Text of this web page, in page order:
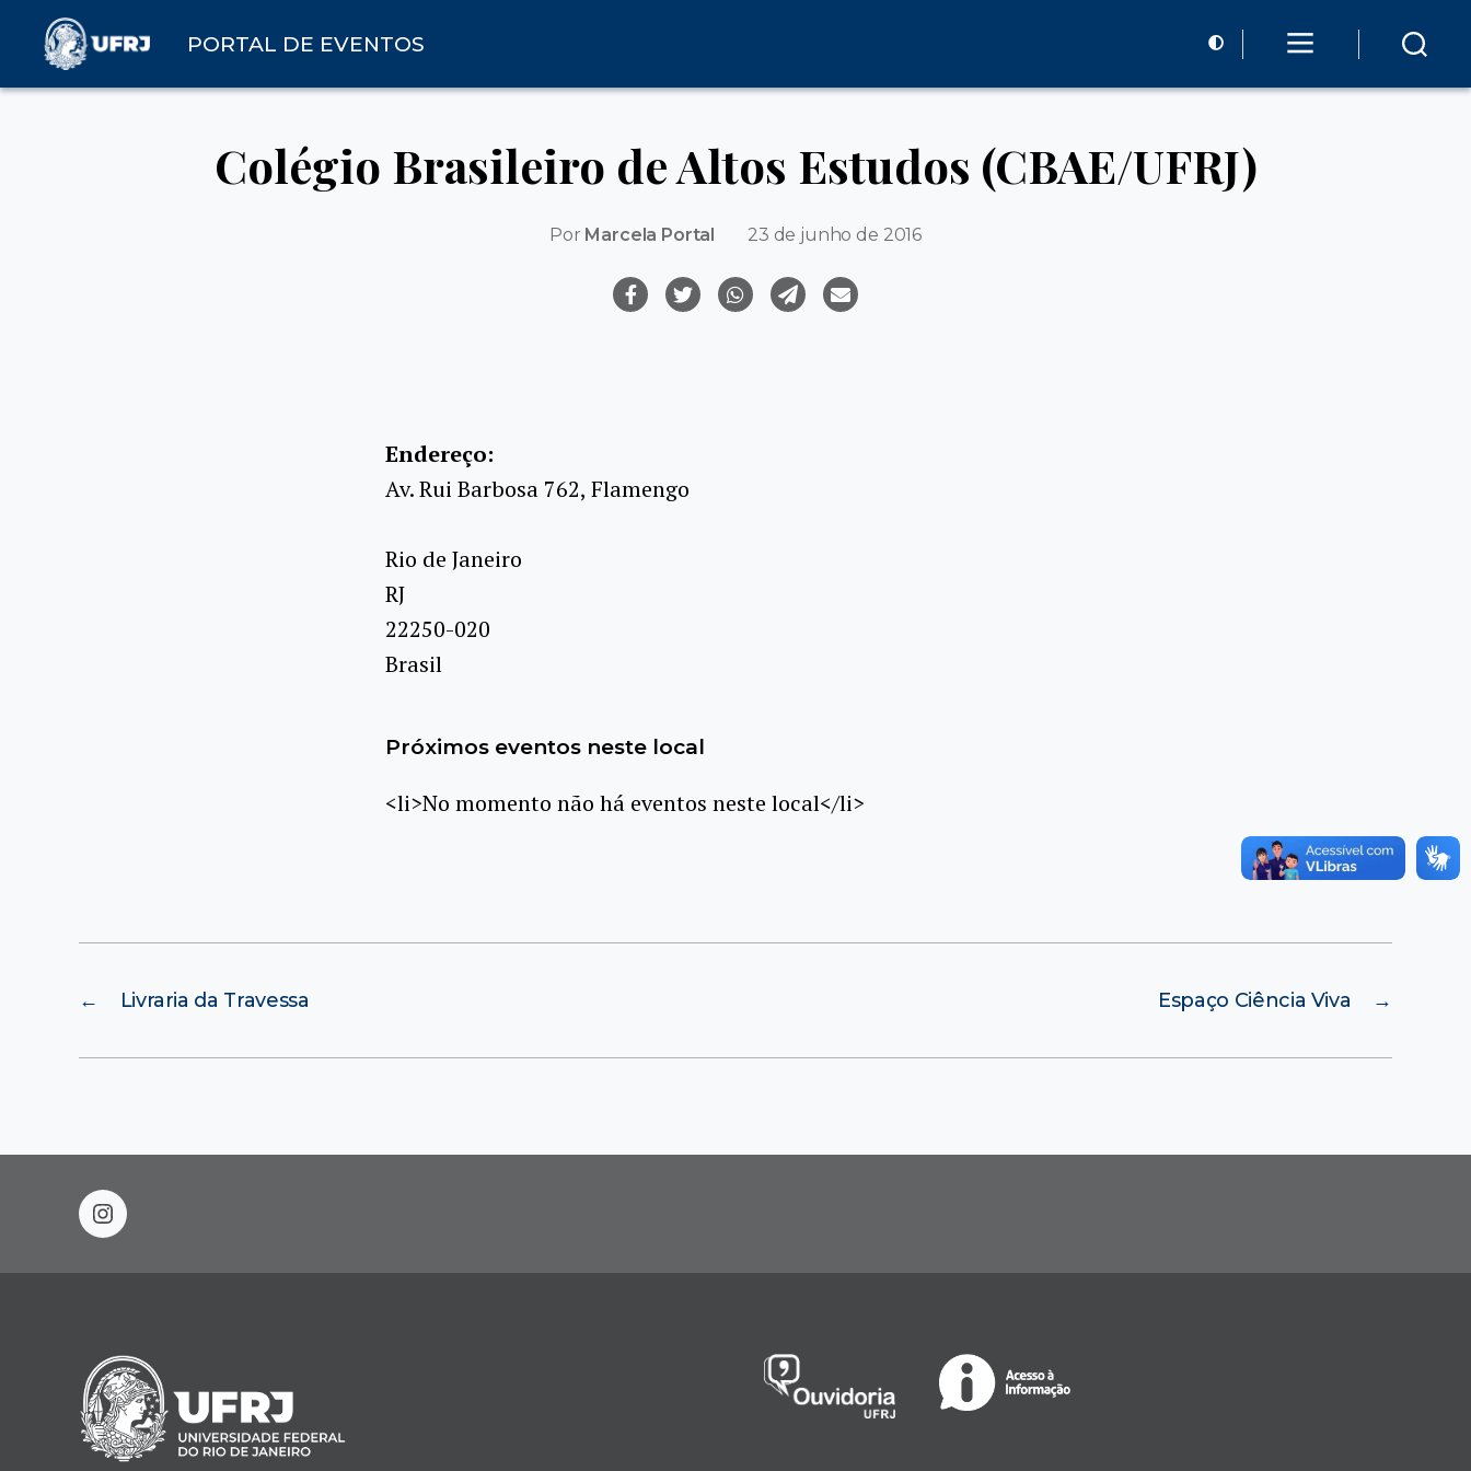
PORTAL DE EVENTOS
Colégio Brasileiro de Altos Estudos (CBAE/UFRJ)
Por Marcela Portal 23 de junho de 2016
Endereço:
Av. Rui Barbosa 762, Flamengo
Rio de Janeiro
RJ
22250-020
Brasil
Próximos eventos neste local
<li>No momento não há eventos neste local</li>
← Livraria da Travessa →
Espaço Ciência Viva
instagram